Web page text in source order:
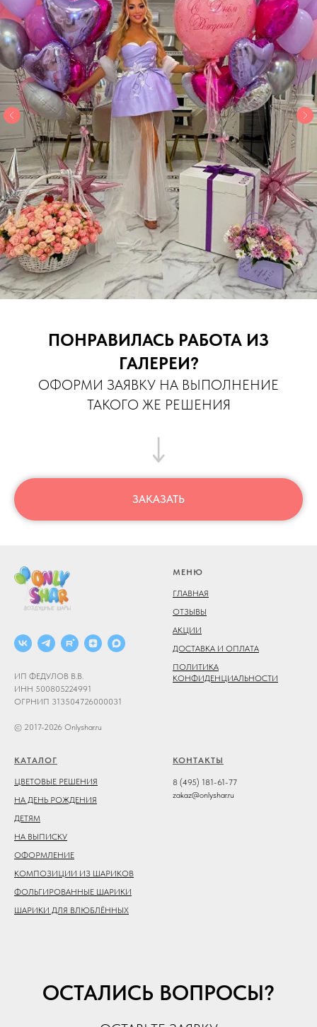
ПОНРАВИЛАСЬ РАБОТА ИЗ
ГАЛЕРЕИ?
ОФОРМИ ЗАЯВКУ НА ВЫПОЛНЕНИЕ
ТАКОГО ЖЕ РЕШЕНИЯ
ЗАКАЗАТЬ
ИП ФЕДУЛОВ В.В.
ИНН 500805224991
ОГРНИП 313504726000031
© 2017-2026 Onlyshar.ru
МЕНЮ
ГЛАВНАЯ
ОТЗЫВЫ
АКЦИИ
ДОСТАВКА И ОПЛАТА
ПОЛИТИКА
КОНФИДЕНЦИАЛЬНОСТИ
КАТАЛОГ
ЦВЕТОВЫЕ РЕШЕНИЯ
НА ДЕНЬ РОЖДЕНИЯ
ДЕТЯМ
НА ВЫПИСКУ
ОФОРМЛЕНИЕ
КОМПОЗИЦИИ ИЗ ШАРИКОВ
ФОЛЬГИРОВАННЫЕ ШАРИКИ
ШАРИКИ ДЛЯ ВЛЮБЛЁННЫХ
КОНТАКТЫ
8 (495) 181-61-77
zakaz@onlyshar.ru
ОСТАЛИСЬ ВОПРОСЫ?